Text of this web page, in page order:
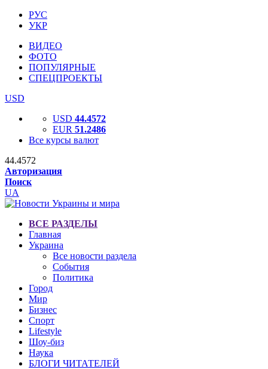
РУС
УКР
ВИДЕО
ФОТО
ПОПУЛЯРНЫЕ
СПЕЦПРОЕКТЫ
USD
USD 44.4572
EUR 51.2486
Все курсы валют
44.4572
Авторизация
Поиск
UA
ВСЕ РАЗДЕЛЫ
Главная
Украина
Все новости раздела
События
Политика
Город
Мир
Бизнес
Спорт
Lifestyle
Шоу-биз
Наука
БЛОГИ ЧИТАТЕЛЕЙ